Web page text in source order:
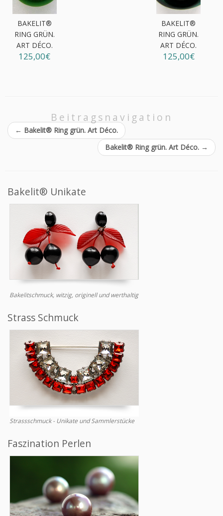
BAKELIT®
RING GRÜN.
ART DÉCO.
125,00€
BAKELIT®
RING GRÜN.
ART DÉCO.
125,00€
Beitragsnavigation
← Bakelit® Ring grün. Art Déco.
Bakelit® Ring grün. Art Déco. →
Bakelit® Unikate
Bakelitschmuck, witzig, originell und werthaltig
Strass Schmuck
Strassschmuck - Unikate und Sammlerstücke
Faszination Perlen